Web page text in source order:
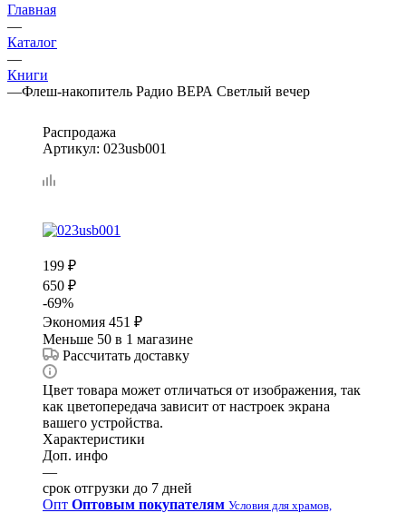
Главная
—
Каталог
—
Книги
—Флеш-накопитель Радио ВЕРА Светлый вечер
Распродажа
Артикул: 023usb001
199 ₽
650 ₽
-69%
Экономия 451 ₽
Меньше 50 в 1 магазине
Рассчитать доставку
Цвет товара может отличаться от изображения, так
как цветопередача зависит от настроек экрана
вашего устройства.
Характеристики
Доп. инфо
—
срок отгрузки до 7 дней
Опт Оптовым покупателям Условия для храмов,